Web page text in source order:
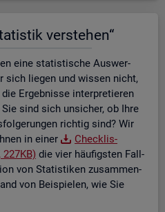
ver­ste­hen“
eine sta­tis­ti­sche Aus­wer­
sich lie­gen und wis­sen nicht,
Er­geb­nis­se in­ter­pre­tie­ren
sind sich un­si­cher, ob Ihre
rich­tig sind? Wir
in einer
Check­lis­
227KB) die vier häu­figs­ten Fall­
von Sta­tis­ti­ken zu­sam­men­
von Bei­spie­len, wie Sie